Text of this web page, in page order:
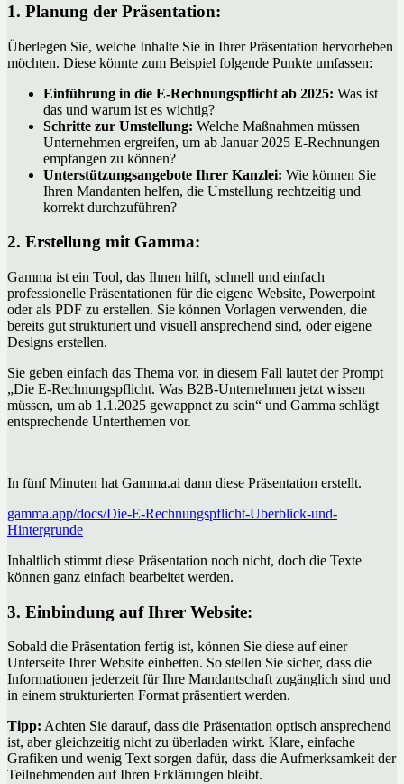
1. Planung der Präsentation:
Überlegen Sie, welche Inhalte Sie in Ihrer Präsentation hervorheben
möchten. Diese könnte zum Beispiel folgende Punkte umfassen:
Einführung in die E-Rechnungspflicht ab 2025: Was ist
das und warum ist es wichtig?
Schritte zur Umstellung: Welche Maßnahmen müssen
Unternehmen ergreifen, um ab Januar 2025 E-Rechnungen
empfangen zu können?
Unterstützungsangebote Ihrer Kanzlei: Wie können Sie
Ihren Mandanten helfen, die Umstellung rechtzeitig und
korrekt durchzuführen?
2. Erstellung mit Gamma:
Gamma ist ein Tool, das Ihnen hilft, schnell und einfach
professionelle Präsentationen für die eigene Website, Powerpoint
oder als PDF zu erstellen. Sie können Vorlagen verwenden, die
bereits gut strukturiert und visuell ansprechend sind, oder eigene
Designs erstellen.
Sie geben einfach das Thema vor, in diesem Fall lautet der Prompt
„Die E-Rechnungspflicht. Was B2B-Unternehmen jetzt wissen
müssen, um ab 1.1.2025 gewappnet zu sein“ und Gamma schlägt
entsprechende Unterthemen vor.
In fünf Minuten hat Gamma.ai dann diese Präsentation erstellt.
gamma.app/docs/Die-E-Rechnungspflicht-Uberblick-und-
Hintergrunde
Inhaltlich stimmt diese Präsentation noch nicht, doch die Texte
können ganz einfach bearbeitet werden.
3. Einbindung auf Ihrer Website:
Sobald die Präsentation fertig ist, können Sie diese auf einer
Unterseite Ihrer Website einbetten. So stellen Sie sicher, dass die
Informationen jederzeit für Ihre Mandantschaft zugänglich sind und
in einem strukturierten Format präsentiert werden.
Tipp: Achten Sie darauf, dass die Präsentation optisch ansprechend
ist, aber gleichzeitig nicht zu überladen wirkt. Klare, einfache
Grafiken und wenig Text sorgen dafür, dass die Aufmerksamkeit der
Teilnehmenden auf Ihren Erklärungen bleibt.